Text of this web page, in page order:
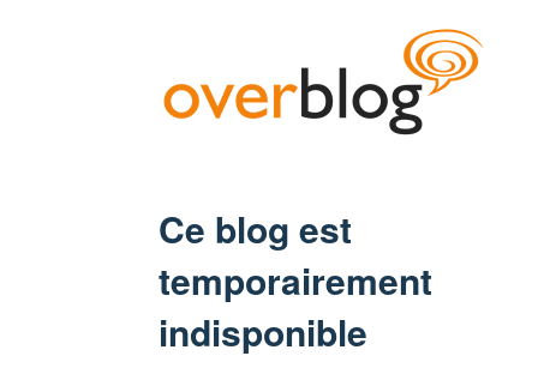
Ce blog est
temporairement
indisponible